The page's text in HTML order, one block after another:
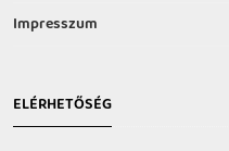
Impresszum
ELÉRHETŐSÉG